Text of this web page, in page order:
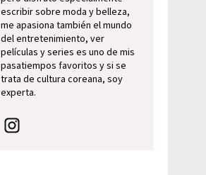
escribir sobre moda y belleza,
me apasiona también el mundo
del entretenimiento, ver
películas y series es uno de mis
pasatiempos favoritos y si se
trata de cultura coreana, soy
experta.